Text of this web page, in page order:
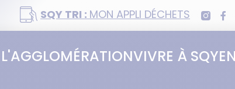
SQY TRI : MON APPLI DÉCHETS
L'AGGLOMÉRATIONVIVRE À SQY